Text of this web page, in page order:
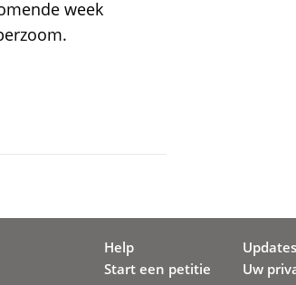
week
Help
Start een petitie
Updates
Uw